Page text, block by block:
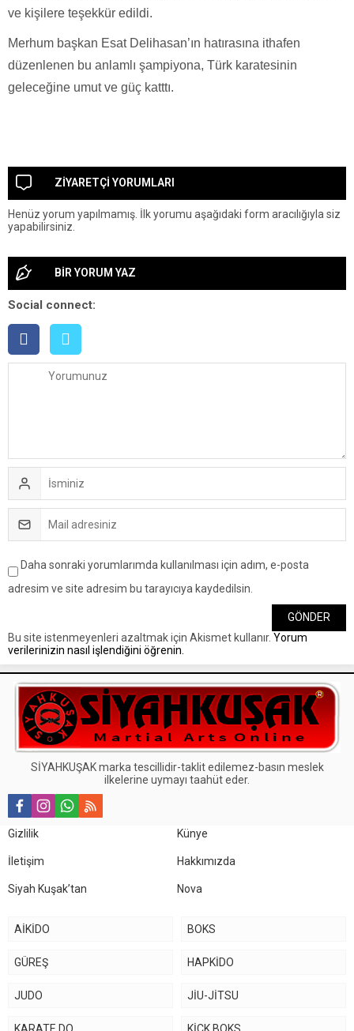
ve kişilere teşekkür edildi.
Merhum başkan Esat Delihasan’ın hatırasına ithafen
düzenlenen bu anlamlı şampiyona, Türk karatesinin
geleceğine umut ve güç katttı.
ZİYARETÇİ YORUMLARI
Henüz yorum yapılmamış. İlk yorumu aşağıdaki form aracılığıyla siz
yapabilirsiniz.
BİR YORUM YAZ
Social connect:
Daha sonraki yorumlarımda kullanılması için adım, e-posta
adresim ve site adresim bu tarayıcıya kaydedilsin.
Bu site istenmeyenleri azaltmak için Akismet kullanır. Yorum
verilerinizin nasıl işlendiğini öğrenin.
SİYAHKUŞAK marka tescillidir-taklit edilemez-basın meslek
ilkelerine uymayı taahüt eder.
Gizlilik Künye
İletişim Hakkımızda
Siyah Kuşak’tan Nova
AİKİDO BOKS
GÜREŞ HAPKİDO
JUDO JİU-JİTSU